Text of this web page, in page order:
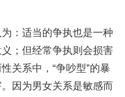
：适当的争执也是一种
；但经常争执则会损害
关系中，“争吵型”的暴
因为男女关系是敏感而